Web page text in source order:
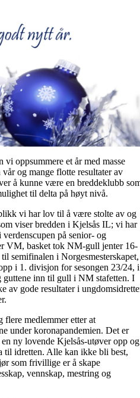
oppsummere et år med masse
og mange flotte resultater av
å kunne være en breddeklubb
til delta på høyt nivå.
vi har lov til å være stolte av og
viser bredden i Kjelsås IL; vi har
på senior- og
VM, basket tok NM-gull jenter 16-
semifinalen i
i 1. divisjon for sesongen 23/24, i
guttene inn til gull i NM stafetten. I
av gode resultater i
flere medlemmer etter at
under koronapandemien. Det er
ny lovende Kjelsås-utøver opp og
til idretten. Alle kan ikke bli best,
som frivillige er å skape
vennskap, mestring og